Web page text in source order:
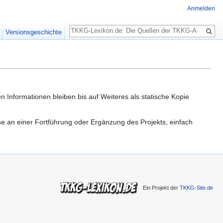
Informationen bleiben bis auf Weiteres als statische Kopie
an einer Fortführung oder Ergänzung des Projekts, einfach
Anmelden
Versionsgeschichte
Suche
Ein Projekt der TKKG-Site.de